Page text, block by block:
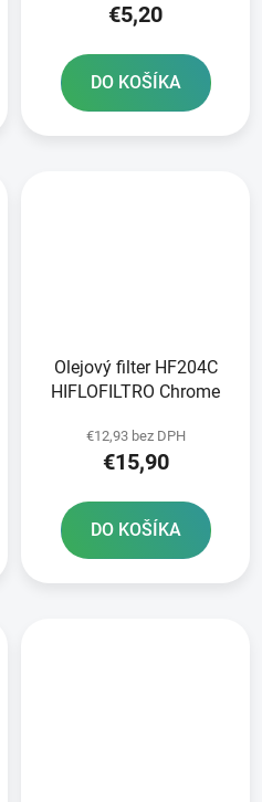
€5,20
DO KOŠÍKA
Olejový filter HF204C
HIFLOFILTRO Chrome
€12,93 bez DPH
€15,90
DO KOŠÍKA